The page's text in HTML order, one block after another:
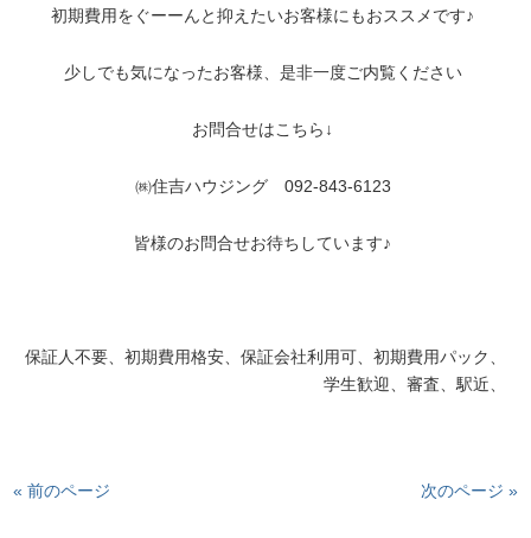
初期費用をぐーーんと抑えたいお客様にもおススメです♪
少しでも気になったお客様、是非一度ご内覧ください
お問合せはこちら↓
㈱住吉ハウジング 092-843-6123
皆様のお問合せお待ちしています♪
保証人不要、初期費用格安、保証会社利用可、初期費用パック、
学生歓迎、審査、駅近、
« 前のページ 次のページ »